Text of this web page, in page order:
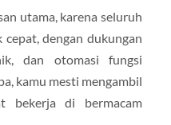
utama, karena seluruh
dengan dukungan
dan otomasi fungsi
kamu mesti mengambil
bekerja di bermacam